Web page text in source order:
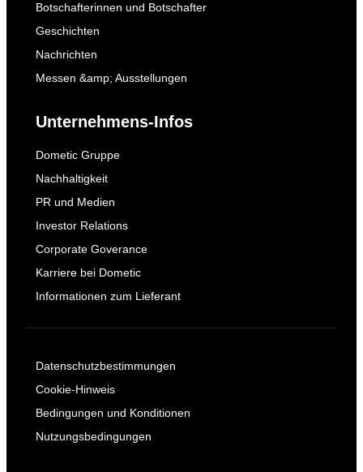
Botschafterinnen und Botschafter
Geschichten
Nachrichten
Messen &amp; Ausstellungen
Unternehmens-Infos
Dometic Gruppe
Nachhaltigkeit
PR und Medien
Investor Relations
Corporate Goverance
Karriere bei Dometic
Informationen zum Lieferant
Datenschutzbestimmungen
Cookie-Hinweis
Bedingungen und Konditionen
Nutzungsbedingungen